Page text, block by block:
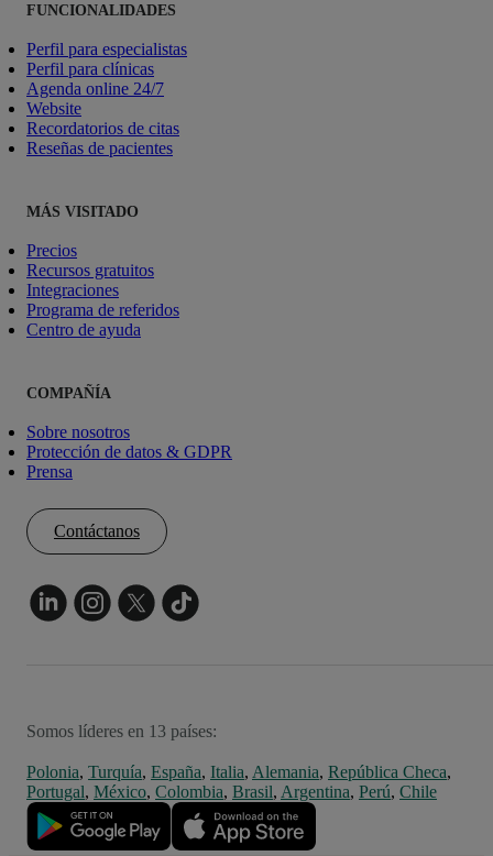
FUNCIONALIDADES
Perfil para especialistas
Perfil para clínicas
Agenda online 24/7
Website
Recordatorios de citas
Reseñas de pacientes
MÁS VISITADO
Precios
Recursos gratuitos
Integraciones
Programa de referidos
Centro de ayuda
COMPAÑÍA
Sobre nosotros
Protección de datos & GDPR
Prensa
Contáctanos
Somos líderes en 13 países:
Polonia, Turquía, España, Italia, Alemania, República Checa,
Portugal, México, Colombia, Brasil, Argentina, Perú, Chile